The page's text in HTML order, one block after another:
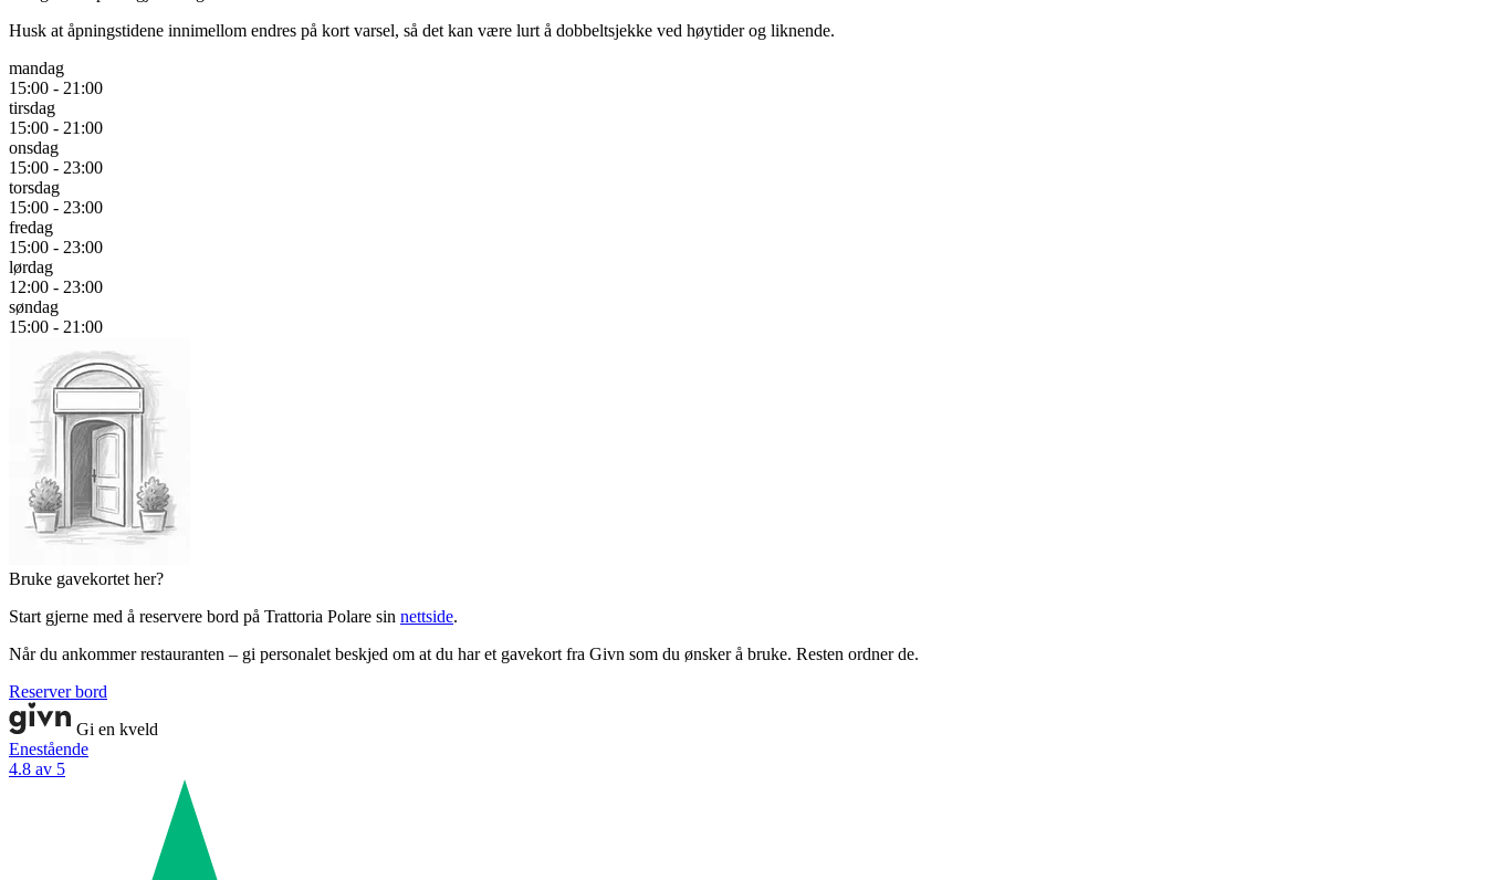
Husk at åpningstidene innimellom endres på kort varsel, så det kan være lurt å dobbeltsjekke ved høytider og liknende.
mandag
15:00 - 21:00
tirsdag
15:00 - 21:00
onsdag
15:00 - 23:00
torsdag
15:00 - 23:00
fredag
15:00 - 23:00
lørdag
12:00 - 23:00
søndag
15:00 - 21:00
Bruke gavekortet her?
Start gjerne med å reservere bord på Trattoria Polare sin nettside.
Når du ankommer restauranten – gi personalet beskjed om at du har et gavekort fra Givn som du ønsker å bruke. Resten ordner de.
Reserver bord
Gi en kveld
Enestående
4.8 av 5